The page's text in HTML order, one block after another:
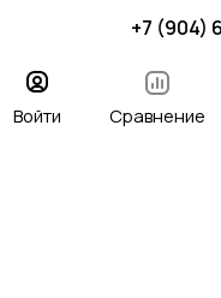
+7 (904)
Войти Сравнение